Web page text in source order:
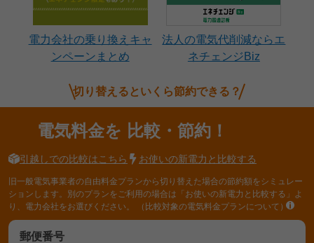
電力会社の乗り換えキャ
ンペーンまとめ
法人の電気代削減ならエ
ネチェンジBiz
切り替えるといくら節約できる？
電気料金を 比較・節約！
引越しでの比較はこちら お使いの新電力と比較する
旧一般電気事業者の自由料金プランから切り替えた場合の節約額をシミュレー
ションします。別のプランをご利用の場合は「お使いの新電力と比較する」よ
り、電力会社をお選びください。
（比較対象の電気料金プランについて）
郵便番号